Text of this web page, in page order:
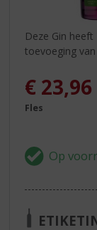
Deze Gin
toevoeging
€ 23,96
Fles